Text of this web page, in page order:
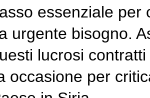
essenziale
urgente bisogno.
lucrosi
occasione per